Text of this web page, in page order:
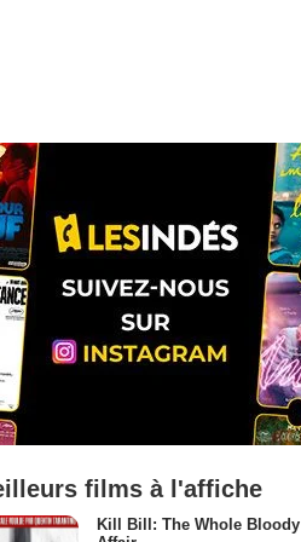
films à l'affiche
Kill Bill: The Whole Bloody